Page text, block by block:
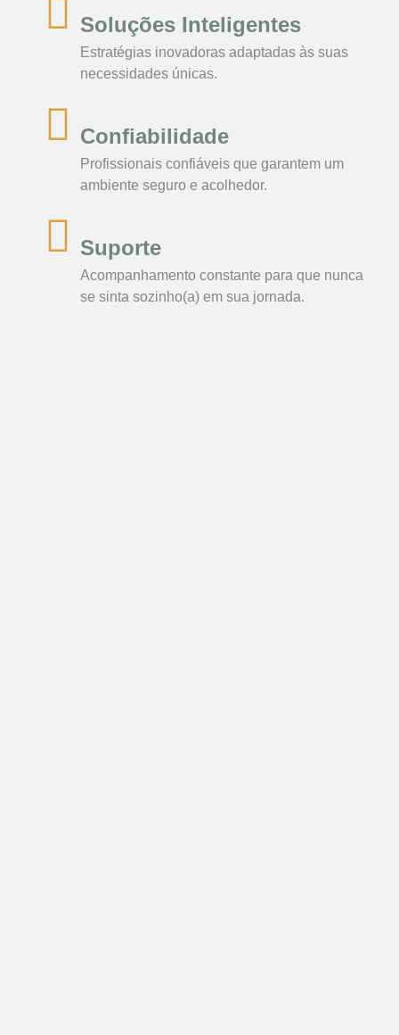
Soluções Inteligentes
Estratégias inovadoras adaptadas às suas
necessidades únicas.
Confiabilidade
Profissionais confiáveis que garantem um
ambiente seguro e acolhedor.
Suporte
Acompanhamento constante para que nunca
se sinta sozinho(a) em sua jornada.